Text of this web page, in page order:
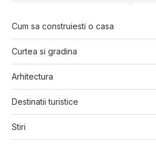
Cum sa construiesti o casa
Curtea si gradina
Arhitectura
Destinatii turistice
Stiri